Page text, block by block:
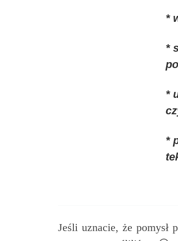
*
*
*
*
Jeśli uznacie, że pomysł